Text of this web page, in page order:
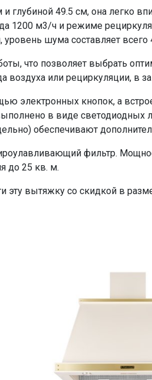
2x4
120-150
С6С
=19707.00
глубиной 49.5 см, она легко
1200 м3/ч и режиме
шума составляет всего
что позволяет выбрать
или рециркуляции, в
электронных кнопок, а
в виде светодиодных
обеспечивают
фильтр.
до 25 кв. м.
эту вытяжку со скидкой в